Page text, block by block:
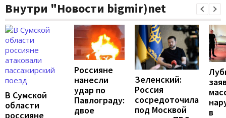
Внутри "Новости bigmir)net
В Сумской
области
россияне
Россияне
нанесли
удар по
Павлограду:
двое
Зеленский:
Россия
сосредоточила
под Москвой
в